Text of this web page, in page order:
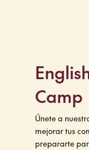
Camp
Únete a
mejorar tus
prepararte